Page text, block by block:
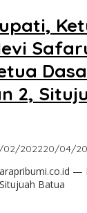
2,
02/202220/04/
Batua